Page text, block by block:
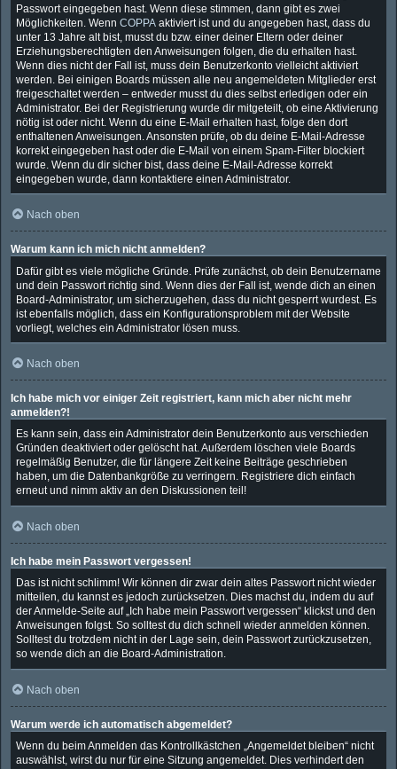
Passwort eingegeben hast. Wenn diese stimmen, dann gibt es zwei
Möglichkeiten. Wenn COPPA aktiviert ist und du angegeben hast, dass du
unter 13 Jahre alt bist, musst du bzw. einer deiner Eltern oder deiner
Erziehungsberechtigten den Anweisungen folgen, die du erhalten hast.
Wenn dies nicht der Fall ist, muss dein Benutzerkonto vielleicht aktiviert
werden. Bei einigen Boards müssen alle neu angemeldeten Mitglieder erst
freigeschaltet werden – entweder musst du dies selbst erledigen oder ein
Administrator. Bei der Registrierung wurde dir mitgeteilt, ob eine Aktivierung
nötig ist oder nicht. Wenn du eine E-Mail erhalten hast, folge den dort
enthaltenen Anweisungen. Ansonsten prüfe, ob du deine E-Mail-Adresse
korrekt eingegeben hast oder die E-Mail von einem Spam-Filter blockiert
wurde. Wenn du dir sicher bist, dass deine E-Mail-Adresse korrekt
eingegeben wurde, dann kontaktiere einen Administrator.
Nach oben
Warum kann ich mich nicht anmelden?
Dafür gibt es viele mögliche Gründe. Prüfe zunächst, ob dein Benutzername
und dein Passwort richtig sind. Wenn dies der Fall ist, wende dich an einen
Board-Administrator, um sicherzugehen, dass du nicht gesperrt wurdest. Es
ist ebenfalls möglich, dass ein Konfigurationsproblem mit der Website
vorliegt, welches ein Administrator lösen muss.
Nach oben
Ich habe mich vor einiger Zeit registriert, kann mich aber nicht mehr
anmelden?!
Es kann sein, dass ein Administrator dein Benutzerkonto aus verschieden
Gründen deaktiviert oder gelöscht hat. Außerdem löschen viele Boards
regelmäßig Benutzer, die für längere Zeit keine Beiträge geschrieben
haben, um die Datenbankgröße zu verringern. Registriere dich einfach
erneut und nimm aktiv an den Diskussionen teil!
Nach oben
Ich habe mein Passwort vergessen!
Das ist nicht schlimm! Wir können dir zwar dein altes Passwort nicht wieder
mitteilen, du kannst es jedoch zurücksetzen. Dies machst du, indem du auf
der Anmelde-Seite auf „Ich habe mein Passwort vergessen“ klickst und den
Anweisungen folgst. So solltest du dich schnell wieder anmelden können.
Solltest du trotzdem nicht in der Lage sein, dein Passwort zurückzusetzen,
so wende dich an die Board-Administration.
Nach oben
Warum werde ich automatisch abgemeldet?
Wenn du beim Anmelden das Kontrollkästchen „Angemeldet bleiben“ nicht
auswählst, wirst du nur für eine Sitzung angemeldet. Dies verhindert den